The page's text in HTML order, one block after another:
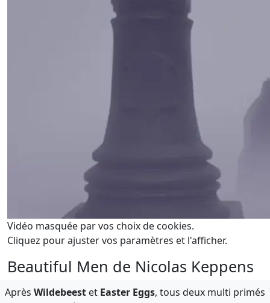
Vidéo masquée par vos choix de cookies.
Cliquez pour ajuster vos paramètres et l'afficher.
Beautiful Men de Nicolas Keppens
Après Wildebeest et Easter Eggs, tous deux multi primés